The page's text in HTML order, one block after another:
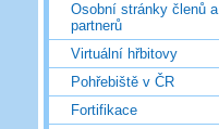
Osobní stránky členů a
partnerů
Virtuální hřbitovy
Pohřebiště v ČR
Fortifikace